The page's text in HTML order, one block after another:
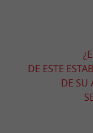
DE ESTE
DE SU